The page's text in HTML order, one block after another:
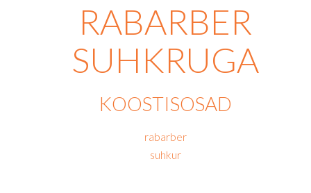
RABARBER
SUHKRUGA
KOOSTISOSAD
rabarber
suhkur